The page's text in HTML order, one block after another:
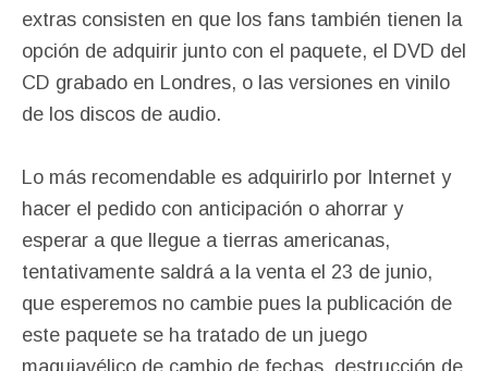
extras consisten en que los fans también tienen la
opción de adquirir junto con el paquete, el DVD del
CD grabado en Londres, o las versiones en vinilo
de los discos de audio.
Lo más recomendable es adquirirlo por Internet y
hacer el pedido con anticipación o ahorrar y
esperar a que llegue a tierras americanas,
tentativamente saldrá a la venta el 23 de junio,
que esperemos no cambie pues la publicación de
este paquete se ha tratado de un juego
maquiavélico de cambio de fechas, destrucción de